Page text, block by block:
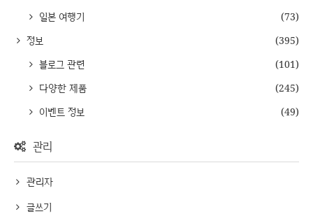
일본 여행기
(73)
정보
(395)
블로그 관련
(101)
다양한 제품
(245)
이벤트 정보
(49)
관리
관리자
글쓰기